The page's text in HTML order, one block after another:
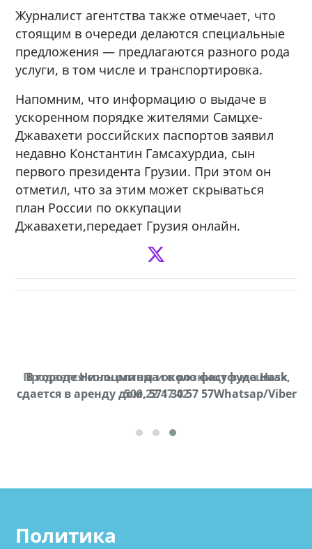
Журналист агентства также отмечает, что
стоящим в очереди делаются специальные
предложения — предлагаются разного рода
услуги, в том числе и транспортировка.
Напомним, что информацию о выдаче в
ускоренном порядке жителями Самцхе-
Джавахети российских паспортов заявил
недавно Константин Гамсахурдиа, сын
первого президента Грузии. При этом он
отметил, что за этим может скрываться
план России по оккупации
Джавахети,передает Грузия онлайн.
Продается соль оптом и в розницу в мешках,
500 22 47 42
В городе Ниноцминда около фастфуда Hask
cдается в аренду дом, 571 30 57 57Whatsap/Viber
Политика